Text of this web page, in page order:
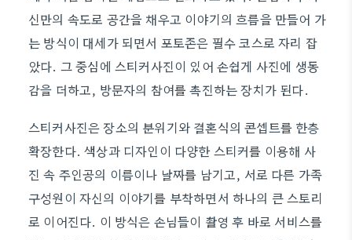
신만의 속도로 공간을 채우고 이야기의 흐름을 만들어 가
는 방식이 대세가 되면서 포토존은 필수 코스로 자리 잡
았다. 그 중심에 스티커사진이 있어 손쉽게 사진에 생동
감을 더하고, 방문자의 참여를 촉진하는 장치가 된다.
스티커사진은 장소의 분위기와 결혼식의 콘셉트를 한층
확장한다. 색상과 디자인이 다양한 스티커를 이용해 사
진 속 주인공의 이름이나 날짜를 남기고, 서로 다른 가족
구성원이 자신의 이야기를 부착하면서 하나의 큰 스토리
로 이어진다. 이 방식은 손님들이 촬영 후 바로 서비스를